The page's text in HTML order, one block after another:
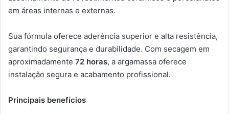
em áreas internas e externas.
Sua fórmula oferece aderência superior e alta resistência,
garantindo segurança e durabilidade. Com secagem em
aproximadamente 72 horas, a argamassa oferece
instalação segura e acabamento profissional.
Principais benefícios